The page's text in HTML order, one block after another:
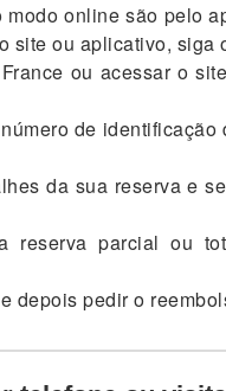
online são pelo
site ou aplicativo, siga
ou acessar o
de
da sua reserva e
reserva parcial ou
depois pedir o